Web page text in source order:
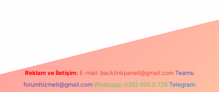
Reklam ve İletişim: E-mail: backlinkpaneli@gmail.com Teams:
forumhizmeti@gmail.com Whatsapp: 0262 606 0 726 Telegram: